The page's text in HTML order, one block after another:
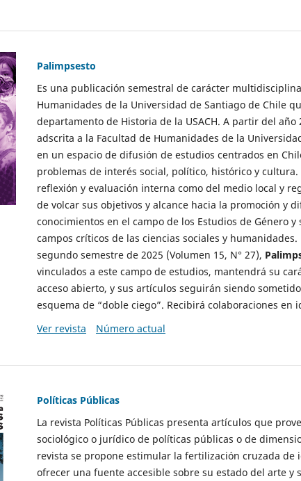
Palimpsesto
Es una publicación semestral de carácter
Humanidades de la Universidad de Santiago de Chile
departamento de Historia de la USACH. A partir del
adscrita a la Facultad de Humanidades de la
en un espacio de difusión de estudios centrados en
problemas de interés social, político, histórico y
reflexión y evaluación interna como del medio local y
de volcar sus objetivos y alcance hacia la promoción y
conocimientos en el campo de los Estudios de Género
campos críticos de las ciencias sociales y
segundo semestre de 2025 (Volumen 15, N° 27),
vinculados a este campo de estudios, mantendrá su
acceso abierto, y sus artículos seguirán siendo
esquema de “doble ciego”. Recibirá colaboraciones en
Ver revista
Número actual
Políticas Públicas
La revista Políticas Públicas presenta artículos que
sociológico o jurídico de políticas públicas o de
revista se propone estimular la fertilización cruzada de
ofrecer una fuente accesible sobre su estado del arte y